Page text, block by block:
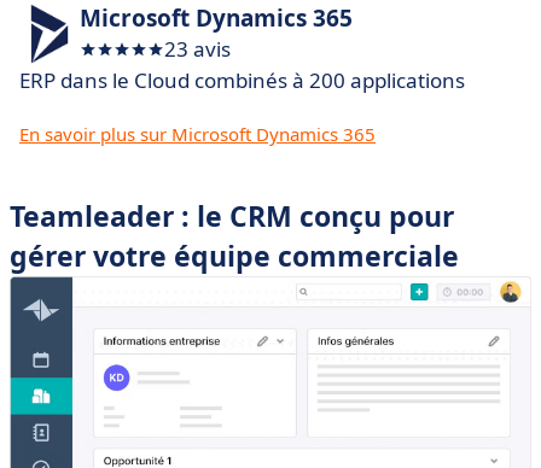
Microsoft Dynamics 365
23 avis
ERP dans le Cloud combinés à 200 applications
En savoir plus sur Microsoft Dynamics 365
Teamleader : le CRM conçu pour
gérer votre équipe commerciale